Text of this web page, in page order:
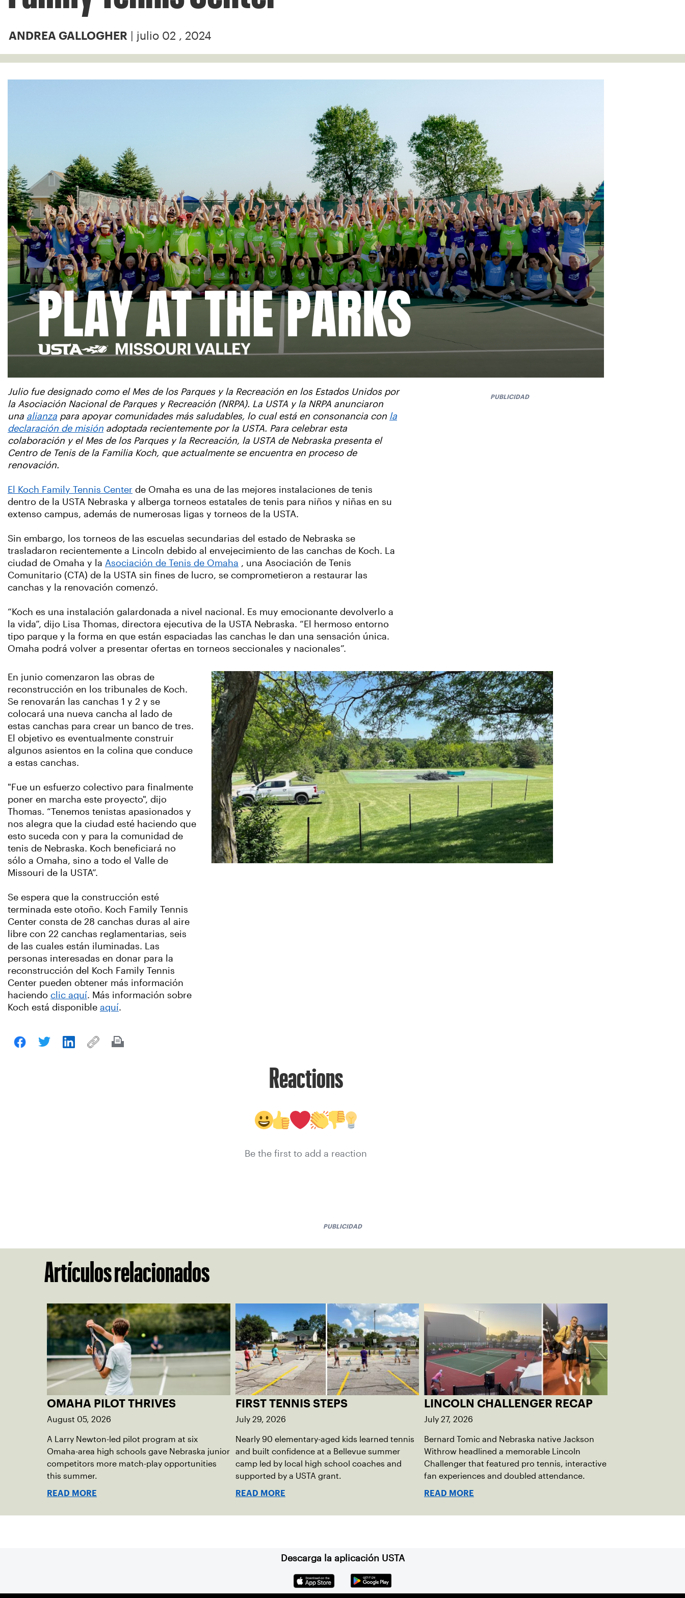
ANDREA GALLOGHER | julio 02 , 2024
Julio fue designado como el Mes de los Parques y la Recreación en los Estados Unidos por
la Asociación Nacional de Parques y Recreación (NRPA). La USTA y la NRPA anunciaron
una alianza para apoyar comunidades más saludables, lo cual está en consonancia con la
declaración de misión adoptada recientemente por la USTA. Para celebrar esta
colaboración y el Mes de los Parques y la Recreación, la USTA de Nebraska presenta el
Centro de Tenis de la Familia Koch, que actualmente se encuentra en proceso de
renovación.
El Koch Family Tennis Center de Omaha es una de las mejores instalaciones de tenis
dentro de la USTA Nebraska y alberga torneos estatales de tenis para niños y niñas en su
extenso campus, además de numerosas ligas y torneos de la USTA.
Sin embargo, los torneos de las escuelas secundarias del estado de Nebraska se
trasladaron recientemente a Lincoln debido al envejecimiento de las canchas de Koch. La
ciudad de Omaha y la Asociación de Tenis de Omaha , una Asociación de Tenis
Comunitario (CTA) de la USTA sin fines de lucro, se comprometieron a restaurar las
canchas y la renovación comenzó.
“Koch es una instalación galardonada a nivel nacional. Es muy emocionante devolverlo a
la vida”, dijo Lisa Thomas, directora ejecutiva de la USTA Nebraska. “El hermoso entorno
tipo parque y la forma en que están espaciadas las canchas le dan una sensación única.
Omaha podrá volver a presentar ofertas en torneos seccionales y nacionales”.
PUBLICIDAD
En junio comenzaron las obras de
reconstrucción en los tribunales de Koch.
Se renovarán las canchas 1 y 2 y se
colocará una nueva cancha al lado de
estas canchas para crear un banco de tres.
El objetivo es eventualmente construir
algunos asientos en la colina que conduce
a estas canchas.
"Fue un esfuerzo colectivo para finalmente
poner en marcha este proyecto", dijo
Thomas. “Tenemos tenistas apasionados y
nos alegra que la ciudad esté haciendo que
esto suceda con y para la comunidad de
tenis de Nebraska. Koch beneficiará no
sólo a Omaha, sino a todo el Valle de
Missouri de la USTA”.
Se espera que la construcción esté
terminada este otoño. Koch Family Tennis
Center consta de 28 canchas duras al aire
libre con 22 canchas reglamentarias, seis
de las cuales están iluminadas. Las
personas interesadas en donar para la
reconstrucción del Koch Family Tennis
Center pueden obtener más información
haciendo clic aquí. Más información sobre
Koch está disponible aquí.
Reactions
Be the first to add a reaction
PUBLICIDAD
Artículos relacionados
OMAHA PILOT THRIVES
August 05, 2026
A Larry Newton-led pilot program at six
Omaha-area high schools gave Nebraska junior
competitors more match-play opportunities
this summer.
READ MORE
FIRST TENNIS STEPS
July 29, 2026
Nearly 90 elementary-aged kids learned tennis
and built confidence at a Bellevue summer
camp led by local high school coaches and
supported by a USTA grant.
READ MORE
LINCOLN CHALLENGER RECAP
July 27, 2026
Bernard Tomic and Nebraska native Jackson
Withrow headlined a memorable Lincoln
Challenger that featured pro tennis, interactive
fan experiences and doubled attendance.
READ MORE
Descarga la aplicación USTA